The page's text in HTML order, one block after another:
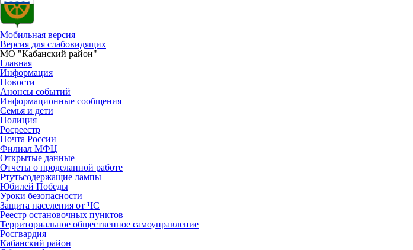
Мобильная версия
Версия для слабовидящих
МО "Кабанский район"
Главная
Информация
Новости
Анонсы событий
Информационные сообщения
Семья и дети
Полиция
Росреестр
Почта России
Филиал МФЦ
Открытые данные
Отчеты о проделанной работе
Ртутьсодержащие лампы
Юбилей Победы
Уроки безопасности
Защита населения от ЧС
Реестр остановочных пунктов
Территориальное общественное самоуправление
Росгвардия
Кабанский район